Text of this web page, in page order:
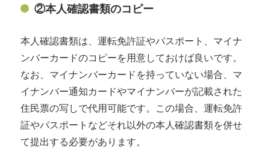
②本人確認書類のコピー
本人確認書類は、運転免許証やパスポート、マイナ
ンバーカードのコピーを用意しておけば良いです。
なお、マイナンバーカードを持っていない場合、マ
イナンバー通知カードやマイナンバーが記載された
住民票の写しで代用可能です。この場合、運転免許
証やパスポートなどそれ以外の本人確認書類を併せ
て提出する必要があります。